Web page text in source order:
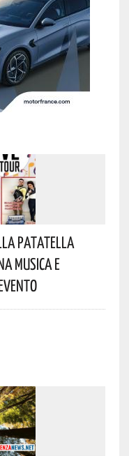
Patatella
Musica E